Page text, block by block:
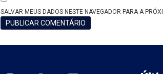
SALVAR MEUS DADOS NESTE NAVEGADOR PARA A